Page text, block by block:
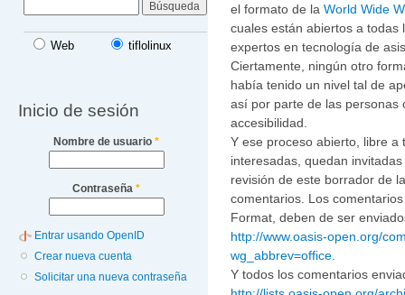
Web tiflolinux
Inicio de sesión
Nombre de usuario *
Contraseña *
Entrar usando OpenID
Crear nueva cuenta
Solicitar una nueva contraseña
el formato de la World Wide
cuales están abiertos a todas
expertos en tecnología de
Ciertamente, ningún otro
había tenido un nivel tal de
así por parte de las personas
accesibilidad.
Y ese proceso abierto, libre a
interesadas, quedan
revisión de este borrador de
comentarios. Los
Format, deben de ser
http://www.oasis-open.org/
wg_abbrev=office
Y todos los comentarios